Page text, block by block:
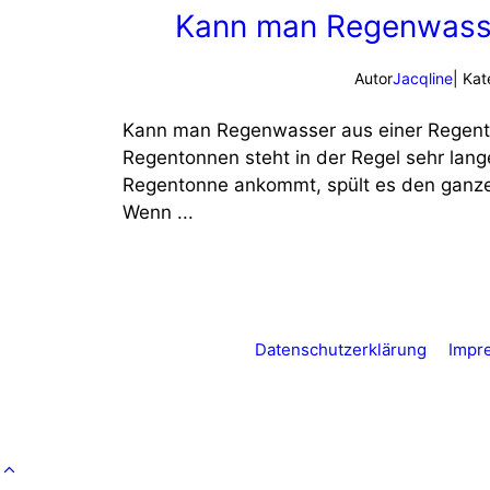
Kann man
AutorJacqline |
Kann man Regenwasser aus einer
Regentonnen steht in der Regel sehr
Regentonne ankommt, spült es den
Wenn ...
Datenschutzerklärung